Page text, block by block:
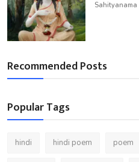
Sahityanama
Recommended Posts
Popular Tags
hindi hindi poem poem